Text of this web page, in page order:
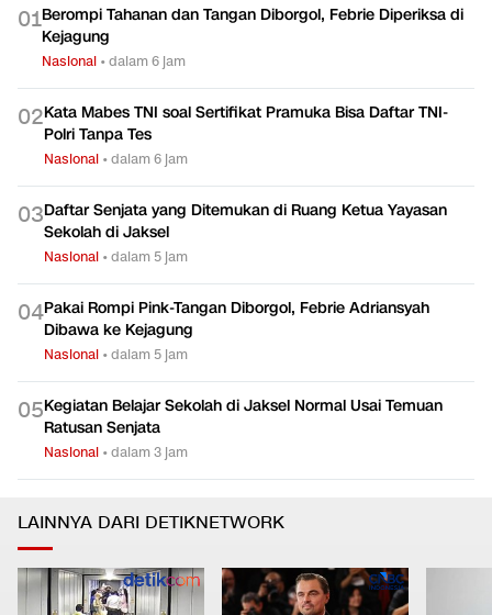
01Berompi Tahanan dan Tangan Diborgol, Febrie Diperiksa di
Kejagung
Nasional •dalam 6 jam
02Kata Mabes TNI soal Sertifikat Pramuka Bisa Daftar TNI-
Polri Tanpa Tes
Nasional •dalam 6 jam
03Daftar Senjata yang Ditemukan di Ruang Ketua Yayasan
Sekolah di Jaksel
Nasional •dalam 5 jam
04Pakai Rompi Pink-Tangan Diborgol, Febrie Adriansyah
Dibawa ke Kejagung
Nasional •dalam 5 jam
05Kegiatan Belajar Sekolah di Jaksel Normal Usai Temuan
Ratusan Senjata
Nasional •dalam 3 jam
LAINNYA DARI DETIKNETWORK